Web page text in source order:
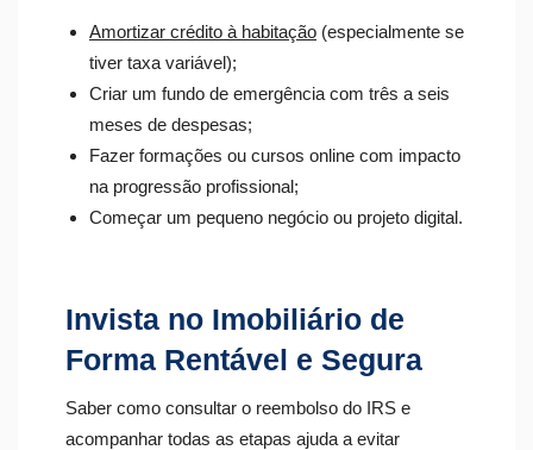
Amortizar crédito à habitação (especialmente se
tiver taxa variável);
Criar um fundo de emergência com três a seis
meses de despesas;
Fazer formações ou cursos online com impacto
na progressão profissional;
Começar um pequeno negócio ou projeto digital.
Invista no Imobiliário de
Forma Rentável e Segura
Saber como consultar o reembolso do IRS e
acompanhar todas as etapas ajuda a evitar